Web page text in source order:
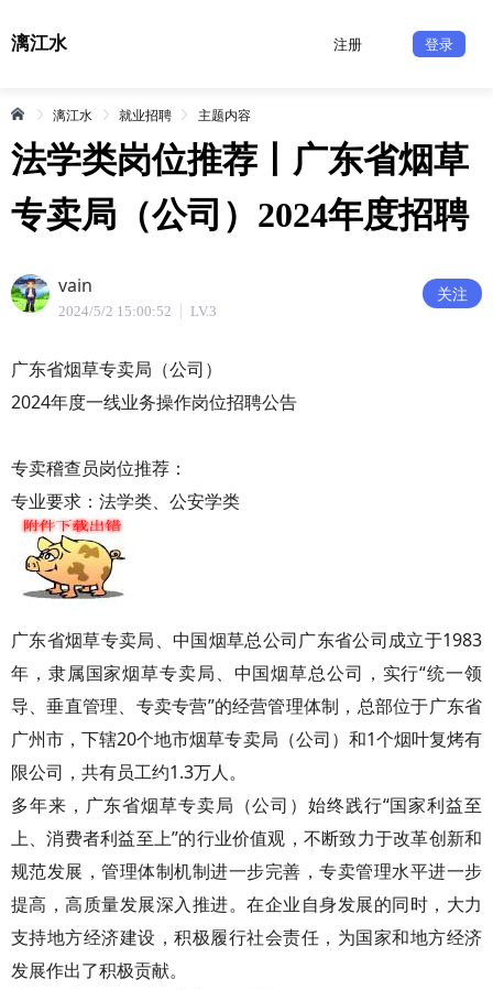
漓江水 注册 登录
漓江水 就业招聘 主题内容
法学类岗位推荐丨广东省烟草
专卖局（公司）2024年度招聘
vain
2024/5/2 15:00:52 LV.3
关注
广东省烟草专卖局（公司）
2024年度一线业务操作岗位招聘公告
专卖稽查员岗位推荐：
专业要求：法学类、公安学类
广东省烟草专卖局、中国烟草总公司广东省公司成立于1983
年，隶属国家烟草专卖局、中国烟草总公司，实行“统一领
导、垂直管理、专卖专营”的经营管理体制，总部位于广东省
广州市，下辖20个地市烟草专卖局（公司）和1个烟叶复烤有
限公司，共有员工约1.3万人。
多年来，广东省烟草专卖局（公司）始终践行“国家利益至
上、消费者利益至上”的行业价值观，不断致力于改革创新和
规范发展，管理体制机制进一步完善，专卖管理水平进一步
提高，高质量发展深入推进。在企业自身发展的同时，大力
支持地方经济建设，积极履行社会责任，为国家和地方经济
发展作出了积极贡献。